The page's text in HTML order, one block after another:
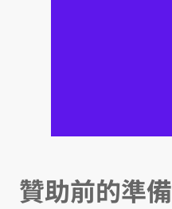
贊助前的準備